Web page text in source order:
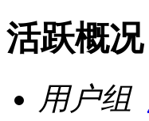
活跃概况
用户组